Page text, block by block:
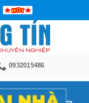
0932015486